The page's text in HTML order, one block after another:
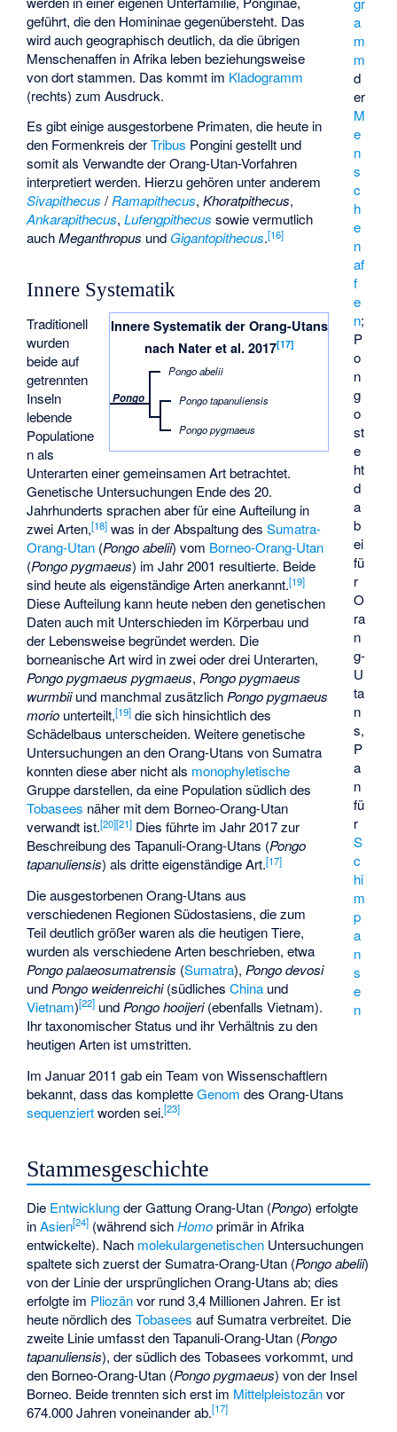
a
m
m
d
er
M
e
n
s
c
h
e
n
af
f
e
n;
P
o
n
g
o
st
e
ht
d
a
b
ei
fü
r
O
ra
n
g-
U
ta
n
s,
P
a
n
fü
r
S
c
hi
m
p
a
n
s
e
n
geführt, die den Homininae gegenübersteht. Das
wird auch geographisch deutlich, da die übrigen
Menschenaffen in Afrika leben beziehungsweise
von dort stammen. Das kommt im Kladogramm
(rechts) zum Ausdruck.
Es gibt einige ausgestorbene Primaten, die heute in
den Formenkreis derTribus Pongini gestellt und
somit als Verwandte der Orang-Utan-Vorfahren
interpretiert werden. Hierzu gehören unter anderem
Sivapithecus /Ramapithecus,Khoratpithecus,
Ankarapithecus,Lufengpithecus sowie vermutlich
auchMeganthropus und Gigantopithecus.[16]
Innere Systematik
Innere Systematik der Orang-Utans
nach Nater et al. 2017[17]
Pongo
Pongo abelii
Pongo tapanuliensis
Pongo pygmaeus
Traditionell
wurden
beide auf
getrennten
Inseln
lebende
Populatione
n als
Unterarten einer gemeinsamen Art betrachtet.
Genetische Untersuchungen Ende des 20.
Jahrhunderts sprachen aber für eine Aufteilung in
zwei Arten,[18] was in der Abspaltung desSumatra-
Orang-Utan (Pongo abelii) vom Borneo-Orang-Utan
(Pongo pygmaeus) im Jahr 2001 resultierte. Beide
sind heute als eigenständige Arten anerkannt.[19]
Diese Aufteilung kann heute neben den genetischen
Daten auch mit Unterschieden im Körperbau und
der Lebensweise begründet werden. Die
borneanische Art wird in zwei oder drei Unterarten,
Pongo pygmaeus pygmaeus,Pongo pygmaeus
wurmbiiund manchmal zusätzlichPongo pygmaeus
morio unterteilt,[19] die sich hinsichtlich des
Schädelbaus unterscheiden. Weitere genetische
Untersuchungen an den Orang-Utans von Sumatra
konnten diese aber nicht als monophyletische
Gruppe darstellen, da eine Population südlich des
Tobasees näher mit dem Borneo-Orang-Utan
verwandt ist.[20][21] Dies führte im Jahr 2017 zur
Beschreibung desTapanuli-Orang-Utans (Pongo
tapanuliensis) als dritte eigenständige Art.[17]
Die ausgestorbenen Orang-Utans aus
verschiedenen Regionen Südostasiens, die zum
Teil deutlich größer waren als die heutigen Tiere,
wurden als verschiedene Arten beschrieben, etwa
Pongo palaeosumatrensis (Sumatra), Pongo devosi
und Pongo weidenreichi(südlichesChina und
Vietnam)[22] und Pongo hooijeri(ebenfalls Vietnam).
Ihr taxonomischer Status und ihr Verhältnis zu den
heutigen Arten ist umstritten.
Im Januar 2011 gab ein Team von Wissenschaftlern
bekannt, dass das kompletteGenom des Orang-Utans
sequenziertworden sei.[23]
Stammesgeschichte
Die Entwicklungder Gattung Orang-Utan (Pongo) erfolgte
inAsien[24] (während sichHomoprimär in Afrika
entwickelte). Nach molekulargenetischen Untersuchungen
spaltete sich zuerst der Sumatra-Orang-Utan (Pongo abelii)
von der Linie der ursprünglichen Orang-Utans ab; dies
erfolgte im Pliozänvor rund 3,4 Millionen Jahren. Er ist
heute nördlich desTobasees auf Sumatra verbreitet. Die
zweite Linie umfasst den Tapanuli-Orang-Utan (Pongo
tapanuliensis), der südlich des Tobasees vorkommt, und
den Borneo-Orang-Utan (Pongo pygmaeus) von der Insel
Borneo. Beide trennten sich erst im Mittelpleistozänvor
674.000 Jahren voneinander ab.[17]